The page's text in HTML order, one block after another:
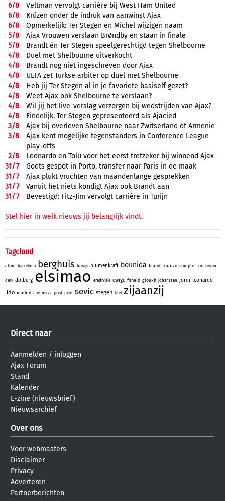
6/8
Veltman vervolgt carrière bij West Ham United
6/8
Krüzen onder de indruk van aanwinst Ajax
6/8
Opmerkelijk: Ter Stegen en Míchel wijzigen naam
5/8
Ajax Vrouwen verslaan Brøndby en staan in finale
5/8
Brandt én Ter Stegen speelgerechtigd tegen Shelbourne
4/8
Duel met Shelbourne uitverkocht
4/8
Brandt nog niet ingeschreven door Ajax
4/8
UEFA zet Turkse arbiter op duel met Shelbourne
4/8
Heb jij Ter Stegen al in je favoriete basiself gezet?
4/8
Weet Ajax ook Shelbourne te verslaan?
4/8
Wil jij het live-verslag verzorgen bij wedstrijden van Ajax?
4/8
Eindelijk, Ter Stegen gepresenteerd als Ajacied
3/8
Ajax bij overleven Shelbourne naar Zwitserland of Armenië
3/8
Ajax kent mogelijke tegenstanders in Conference League
play-offs
2/8
Leonardo en Tolu voor het eerst trefzeker bij winnend Ajax
31/7
Godts gespot in Porto, transfer naar Paris in de maak
31/7
Ajax plukt vruchten van maandenlange gesprekken
31/7
Vanuit het niets kondigt Ajax ook Brandt aan
31/7 Bevestigd: Fitz-Jim vervolgt carrière in Turijn
Stel hier in welk nieuws jij belangrijk vindt.
Tagcloud
alom barcelona berghuis bewijs blumenkraft bounida brandt carrizo complot conceicao
derk dolberg elsimao eredivisie ewige fitheid gloukh johanssen jordi leonardo
lido madrid mie oscar post prikt sevic stegen titel zijaanzij
Direct naar
Aanmelden / inloggen
Ajax Forum
Stand
Kalender
E-zine (nieuwsbrief)
Nieuwsarchief
Over ons
Voor webmasters
Disclaimer
Privacy
Adverteren
Partnerberichten